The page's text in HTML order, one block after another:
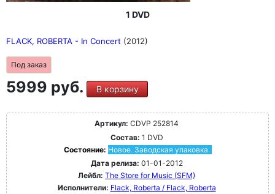
1 DVD
FLACK, ROBERTA - In Concert (2012)
Под заказ
5999 руб. В корзину
Артикул: CDVP 252814
Состав: 1 DVD
Состояние: Новое. Заводская упаковка.
Дата релиза: 01-01-2012
Лейбл: The Store for Music (SFM)
Исполнители: Flack, Roberta / Flack, Roberta